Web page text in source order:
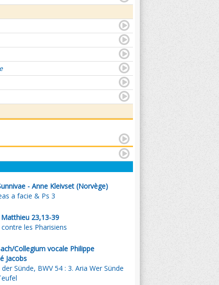
- Anne Kleivset (Norvège)
a facie & Ps 3
Matthieu 23,13-39
les Pharisiens
Collegium vocale Philippe
Jacobs
Sünde, BWV 54 : 3. Aria Wer Sünde